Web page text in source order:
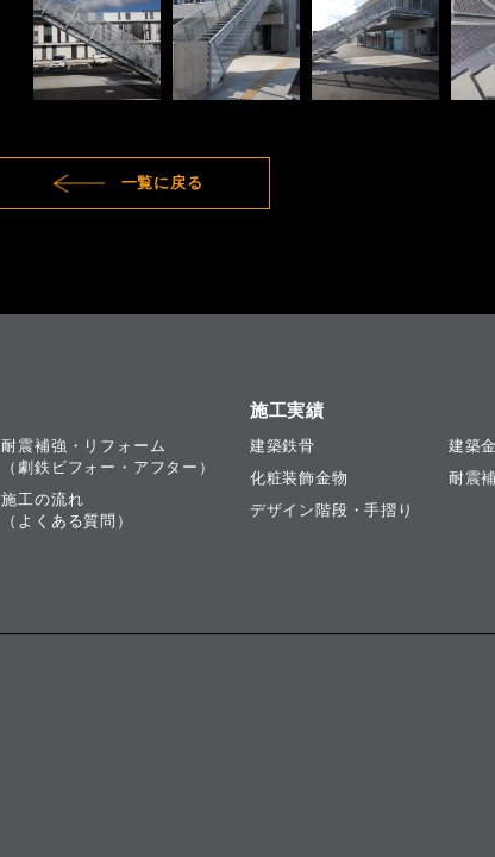
一覧に戻る
耐震補強・リフォーム
（劇鉄ビフォー・アフター）
施工の流れ
（よくある質問）
施工実績
建築鉄骨
化粧装飾金物
デザイン階段・手摺り
建築
耐震